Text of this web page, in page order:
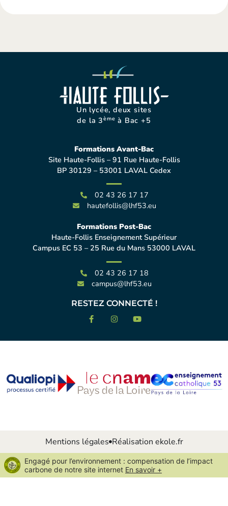
Un lycée, deux sites
de la 3ème à Bac +5
Formations Avant-Bac
Site Haute-Follis – 91 Rue Haute-Follis
BP 30129 – 53001 LAVAL Cedex
02 43 26 17 17
hautefollis@lhf53.eu
Formations Post-Bac
Haute-Follis Enseignement Supérieur
Campus EC 53 – 25 Rue du Mans 53000 LAVAL
02 43 26 17 18
campus@lhf53.eu
RESTEZ CONNECTÉ !
Mentions légales Réalisation ekole.fr
Engagé pour l’environnement : compensation de l’impact
carbone de notre site internet En savoir +